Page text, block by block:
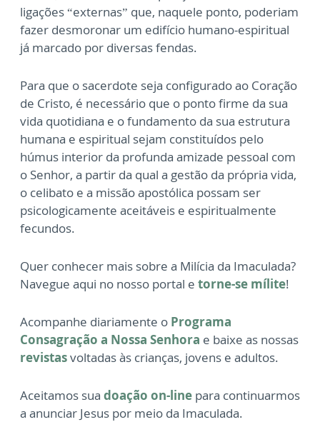
ligações “externas” que, naquele ponto, poderiam
fazer desmoronar um edifício humano-espiritual
já marcado por diversas fendas.
Para que o sacerdote seja configurado ao Coração
de Cristo, é necessário que o ponto firme da sua
vida quotidiana e o fundamento da sua estrutura
humana e espiritual sejam constituídos pelo
húmus interior da profunda amizade pessoal com
o Senhor, a partir da qual a gestão da própria vida,
o celibato e a missão apostólica possam ser
psicologicamente aceitáveis e espiritualmente
fecundos.
Quer conhecer mais sobre a Milícia da Imaculada?
Navegue aqui no nosso portal e torne-se mílite!
Acompanhe diariamente o Programa
Consagração a Nossa Senhora e baixe as nossas
revistasvoltadas às crianças, jovens e adultos.
Aceitamos sua doação on-line para continuarmos
a anunciar Jesus por meio da Imaculada.